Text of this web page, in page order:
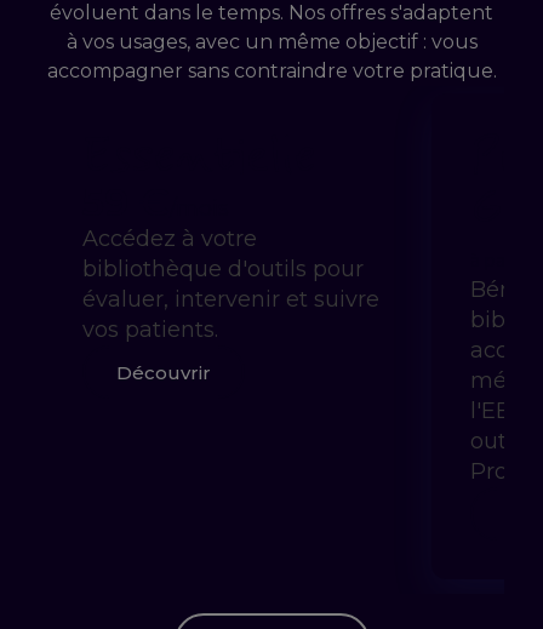
évoluent dans le temps. Nos offres s'adaptent
à vos usages, avec un même objectif : vous
accompagner sans contraindre votre pratique.
Accédez à votre
bibliothèque d'outils pour
évaluer, intervenir et suivre
vos patients.
Découvrir
l'EBP
outils